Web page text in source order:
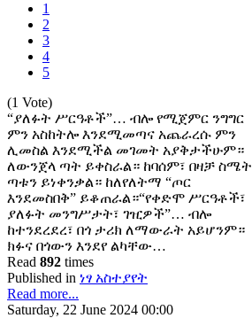
1
2
3
4
5
(1 Vote)
“ያለፉት ሥርዓቶች”… ብሎ የሚጀምር ንግግር
ምን አስከትሎ እንደሚመጣና አጨራረሱ ምን
ሊመስል እንደሚችል መገመት አያቅታችሁም።
ለውንጀላ ጣት ይቀስራል። ከባሰም፣ በዛቻ ስሜት
ጣቱን ይነቀንቃል። ከለየለትማ “ጦር
እንደመስበቅ” ይቆጠራል።“የቀድሞ ሥርዓቶች፣
ያለፉት መንግሥታት፣ ገዢዎች”… ብሎ
ከተንደረደረ፣ በጎ ታሪክ ለማውራት አይሆንም።
ክፉና በጎውን እንደየ ልካቸው…
Read 892 times
Published in ነፃ አስተያየት
Read more...
Saturday, 22 June 2024 00:00